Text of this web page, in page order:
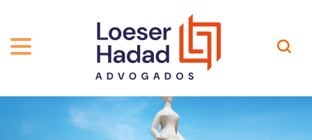
QUEM SOMOS
TRAJETÓRIA
ÁREAS DE ATUAÇÃO